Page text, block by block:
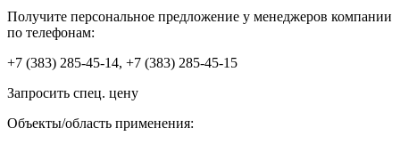
Получите персональное предложение у менеджеров компании
по телефонам:
+7 (383) 285-45-14, +7 (383) 285-45-15
Запросить спец. цену
Объекты/область применения: